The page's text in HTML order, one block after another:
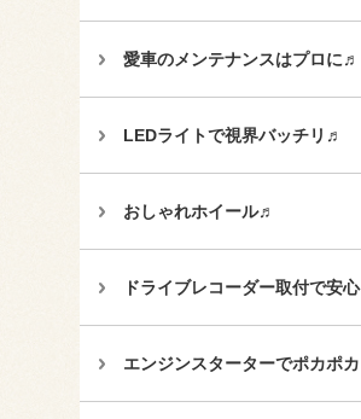
愛車のメンテナンスはプロに♬
LEDライトで視界バッチリ♬
おしゃれホイール♬
ドライブレコーダー取付で安心
エンジンスターターでポカポカ